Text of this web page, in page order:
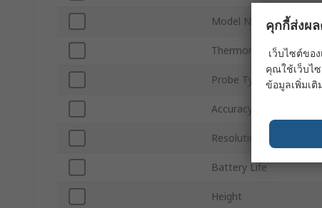
Model Number
Thermometer Type
Probe Type
Accuracy
Resolutions Supported
Battery Life
Height
คุกกี้ส่งผ
เว็บไซต์ขอ
คุณใช้เว็บไ
ข้อมูลเพิ่มเติ